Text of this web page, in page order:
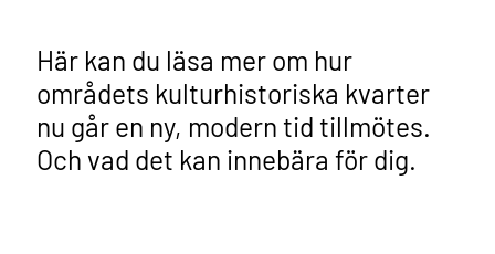
Här kan du läsa mer om hur
områdets kulturhistoriska kvarter
nu går en ny, modern tid tillmötes.
Och vad det kan innebära för dig.